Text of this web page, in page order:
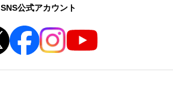
SNS公式アカウント